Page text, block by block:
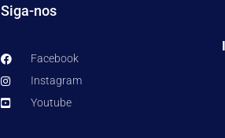
Siga-nos
Facebook
Instagram
Youtube